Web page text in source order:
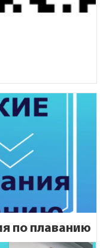
по плаванию